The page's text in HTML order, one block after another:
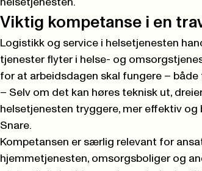
helsetjenesten.
Viktig kompetanse i en
Logistikk og service i helsetjenesten
tjenester flyter i helse- og
for at arbeidsdagen skal fungere –
– Selv om det kan høres teknisk ut,
helsetjenesten tryggere, mer effektiv og
Snare.
Kompetansen er særlig relevant for
hjemmetjenesten, omsorgsboliger og